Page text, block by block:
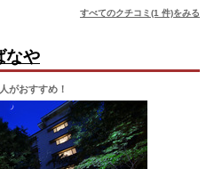
すべてのクチコミ(1 件)をみる
や
がおすすめ！